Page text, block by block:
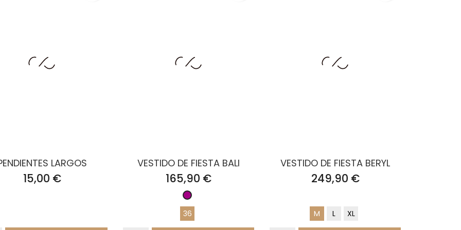
LARGOS
Precio
15,00 €
VESTIDO DE FIESTA BALI
Precio
165,90 €
Buganvilla
36
VESTIDO DE FIESTA BERYL
Precio
249,90 €
M L XL